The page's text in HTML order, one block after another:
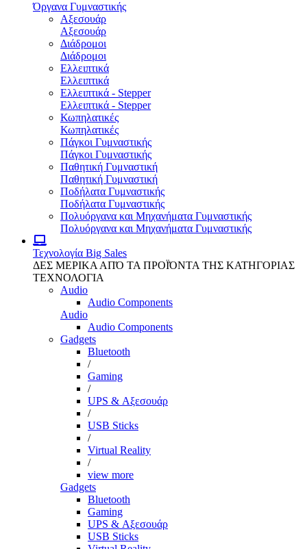
Όργανα Γυμναστικής
Αξεσουάρ
Αξεσουάρ
Διάδρομοι
Διάδρομοι
Ελλειπτικά
Ελλειπτικά
Ελλειπτικά - Stepper
Ελλειπτικά - Stepper
Κωπηλατικές
Κωπηλατικές
Πάγκοι Γυμναστικής
Πάγκοι Γυμναστικής
Παθητική Γυμναστική
Παθητική Γυμναστική
Ποδήλατα Γυμναστικής
Ποδήλατα Γυμναστικής
Πολυόργανα και Μηχανήματα Γυμναστικής
Πολυόργανα και Μηχανήματα Γυμναστικής
Τεχνολογία Big Sales
ΔΕΣ ΜΕΡΙΚΑ ΑΠΌ ΤΑ ΠΡΟΪΌΝΤΑ ΤΗΣ ΚΑΤΗΓΟΡΙΑΣ
ΤΕΧΝΟΛΟΓΙΑ
Audio
Audio Components
Audio
Audio Components
Gadgets
Bluetooth
/
Gaming
/
UPS & Αξεσουάρ
/
USB Sticks
/
Virtual Reality
/
view more
Gadgets
Bluetooth
Gaming
UPS & Αξεσουάρ
USB Sticks